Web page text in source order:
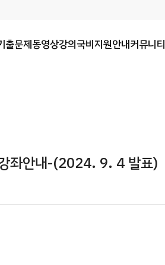
출문제동영상강의국비지원안내커뮤니티
좌안내-(2024. 9. 4 발표)